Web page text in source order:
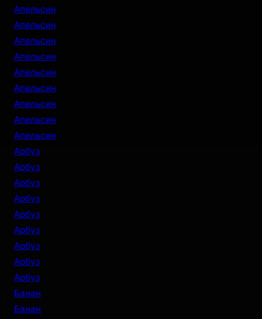
Апельсин
Апельсин
Апельсин
Апельсин
Апельсин
Апельсин
Апельсин
Апельсин
Апельсин
Арбуз
Арбуз
Арбуз
Арбуз
Арбуз
Арбуз
Арбуз
Арбуз
Арбуз
Банан
Банан